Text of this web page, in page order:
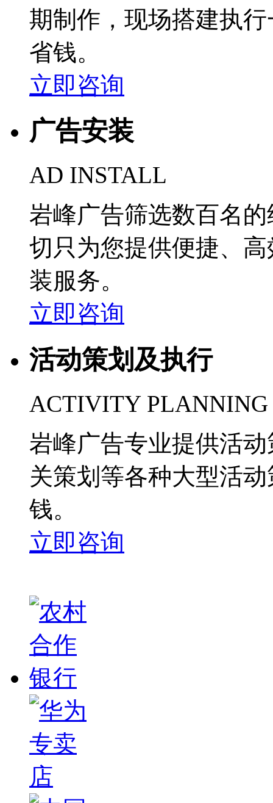
期制作，现场搭建执
省钱。
立即咨询
广告安装
AD INSTALL
岩峰广告筛选数百名
切只为您提供便捷、
装服务。
立即咨询
活动策划及执行
ACTIVITY PLANNING
岩峰广告专业提供活
关策划等各种大型活
钱。
立即咨询